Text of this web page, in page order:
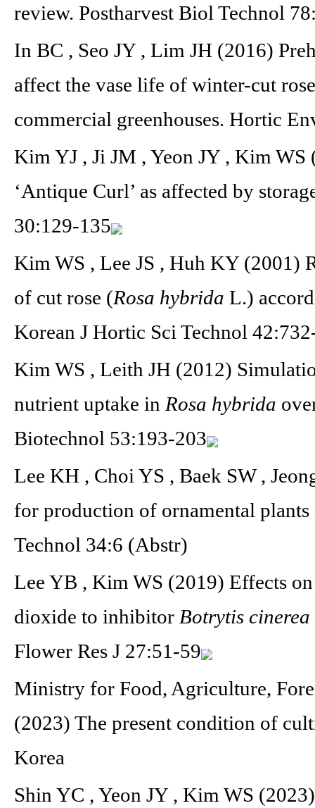
review. Postharvest Biol Technol
In BC , Seo JY , Lim JH (2016)
affect the vase life of winter-cut
commercial greenhouses. Hortic
Kim YJ , Ji JM , Yeon JY , Kim WS
‘Antique Curl’ as affected by
30:129-135
Kim WS , Lee JS , Huh KY (2001)
of cut rose (Rosa hybrida L.)
Korean J Hortic Sci Technol
Kim WS , Leith JH (2012)
nutrient uptake in Rosa hybrida
Biotechnol 53:193-203
Lee KH , Choi YS , Baek SW ,
for production of ornamental
Technol 34:6 (Abstr)
Lee YB , Kim WS (2019) Effects
dioxide to inhibitor Botrytis cinerea
Flower Res J 27:51-59
Ministry for Food, Agriculture,
(2023) The present condition of
Korea
Shin YC , Yeon JY , Kim WS